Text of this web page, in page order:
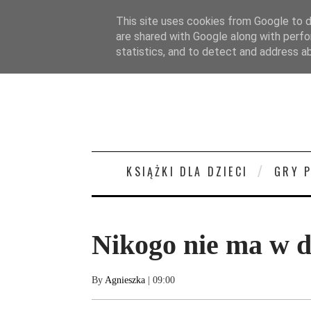
STRONA GŁÓWNA O MNIE KONTAKT/
KSIĄŻKI DLA DZIECI GRY
Nikogo nie ma w
By Agnieszka | 09:00
This site uses cookies from Google to
are shared with Google along with
statistics, and to detect and address